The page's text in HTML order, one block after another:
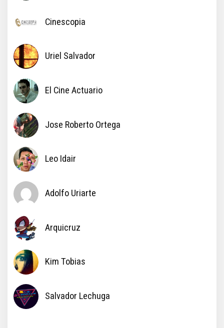
Cinescopia
Uriel Salvador
El Cine Actuario
Jose Roberto Ortega
Leo Idair
Adolfo Uriarte
Arquicruz
Kim Tobias
Salvador Lechuga